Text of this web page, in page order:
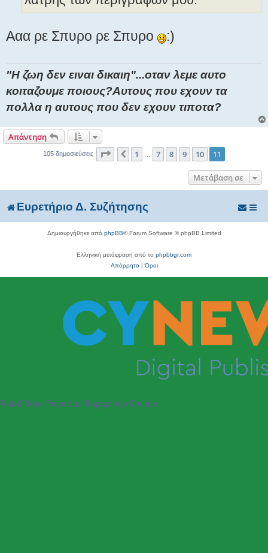
Ααα ρε Σπυρο ρε Σπυρο :)
"H ζωη δεν ειναι δικαιη"...οταν λεμε αυτο
κοιταζουμε ποιους?Αυτους που εχουν τα
πολλα η αυτους που δεν εχουν τιποτα?
Απάντηση
105 δημοσιεύσεις Σελίδα 11από 11
Προηγούμενη
1 7 8 9 10 11
Μετάβαση σε
Ευρετήριο Δ. Συζήτησης
Δημιουργήθηκε από phpBB® Forum Software © phpBB Limited
Ελληνική μετάφραση από το phpbbgr.com
Απόρρητο|Όροι
Read Your Favorite Magazines Online